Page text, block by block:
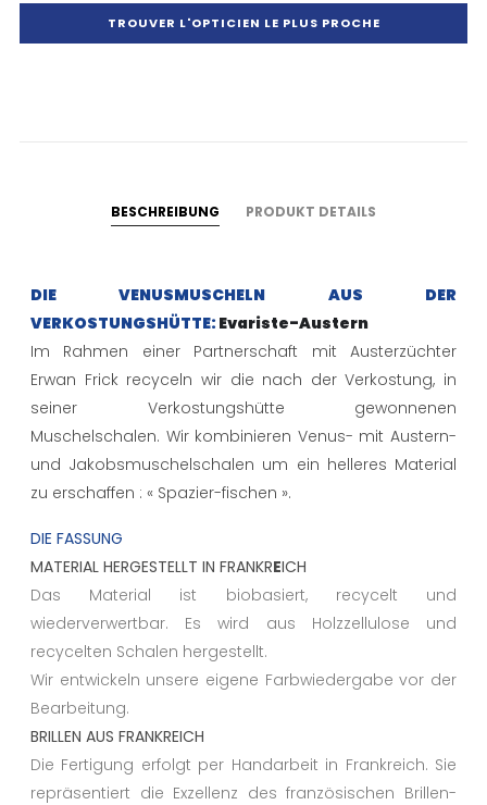
TROUVER L'OPTICIEN LE PLUS PROCHE
BESCHREIBUNG PRODUKT DETAILS
DIE VENUSMUSCHELN AUS DER
VERKOSTUNGSHÜTTE: Evariste-Austern
Im Rahmen einer Partnerschaft mit Austerzüchter
Erwan Frick recyceln wir die nach der Verkostung, in
seiner Verkostungshütte gewonnenen
Muschelschalen. Wir kombinieren Venus- mit Austern-
und Jakobsmuschelschalen um ein helleres Material
zu erschaffen : « Spazier-fischen ».
DIE FASSUNG
MATERIAL HERGESTELLT IN FRANKREICH
Das Material ist biobasiert, recycelt und
wiederverwertbar. Es wird aus Holzzellulose und
recycelten Schalen hergestellt.
Wir entwickeln unsere eigene Farbwiedergabe vor der
Bearbeitung.
BRILLEN AUS FRANKREICH
Die Fertigung erfolgt per Handarbeit in Frankreich. Sie
repräsentiert die Exzellenz des französischen Brillen-